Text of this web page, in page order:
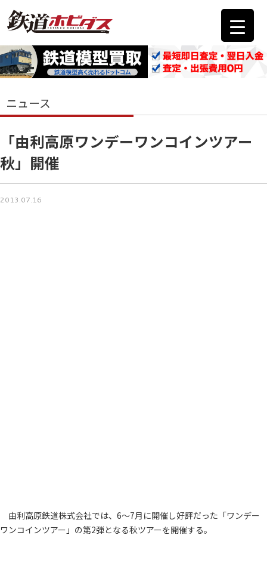
ニュース
「由利高原ワンデーワンコインツアー
秋」開催
2013.07.16
由利高原鉄道株式会社では、6～7月に開催し好評だった「ワンデー
ワンコインツアー」の第2弾となる秋ツアーを開催する。